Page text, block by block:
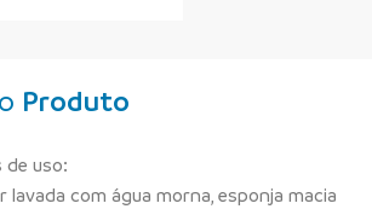
Produto
de uso:
lavada com água morna, esponja macia